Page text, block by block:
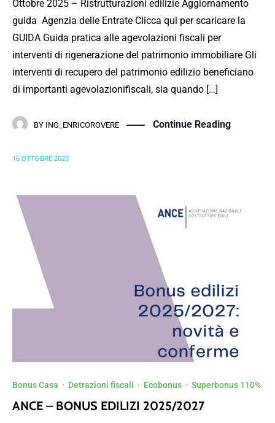
Ottobre 2025 – Ristrutturazioni edilizie Aggiornamento
guida Agenzia delle Entrate Clicca qui per scaricare la
GUIDA Guida pratica alle agevolazioni fiscali per
interventi di rigenerazione del patrimonio immobiliare Gli
interventi di recupero del patrimonio edilizio beneficiano
di importanti agevolazionifiscali, sia quando […]
BY ING_ENRICOROVERE Continue Reading
16 OTTOBRE 2025
Bonus Casa · Detrazioni fiscali · Ecobonus · Superbonus 110%
ANCE – BONUS EDILIZI 2025/2027